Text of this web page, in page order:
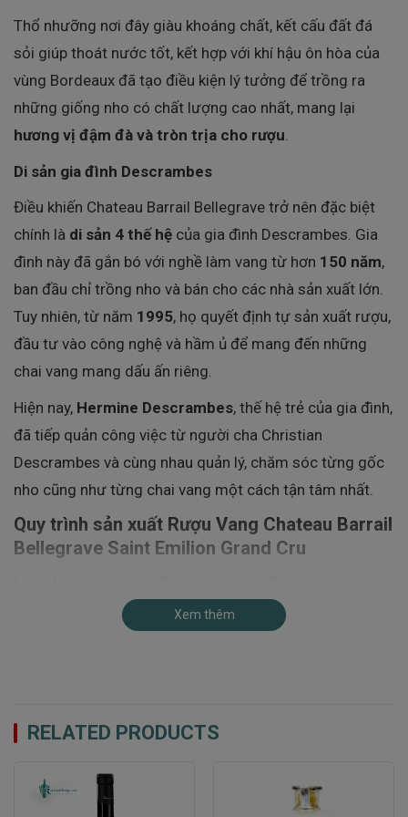
Thổ nhưỡng nơi đây giàu khoáng chất, kết cấu đất đá
sỏi giúp thoát nước tốt, kết hợp với khí hậu ôn hòa của
vùng Bordeaux đã tạo điều kiện lý tưởng để trồng ra
những giống nho có chất lượng cao nhất, mang lại
hương vị đậm đà và tròn trịa cho rượu.
Di sản gia đình Descrambes
Điều khiến Chateau Barrail Bellegrave trở nên đặc biệt
chính là di sản 4 thế hệ của gia đình Descrambes. Gia
đình này đã gắn bó với nghề làm vang từ hơn 150 năm,
ban đầu chỉ trồng nho và bán cho các nhà sản xuất lớn.
Tuy nhiên, từ năm 1995, họ quyết định tự sản xuất rượu,
đầu tư vào công nghệ và hầm ủ để mang đến những
chai vang mang dấu ấn riêng.
Hiện nay, Hermine Descrambes, thế hệ trẻ của gia đình,
đã tiếp quản công việc từ người cha Christian
Descrambes và cùng nhau quản lý, chăm sóc từng gốc
nho cũng như từng chai vang một cách tận tâm nhất.
Quy trình sản xuất Rượu Vang Chateau Barrail
Bellegrave Saint Emilion Grand Cru
Chateau Barrail Bellegrave Saint Emilion
dịu, hương trái cây đỏ.
Cabernet Franc (30%)
mượt mà, giúp rượu có chiều sâu và hậu vị dài.
Xem thêm
RELATED PRODUCTS